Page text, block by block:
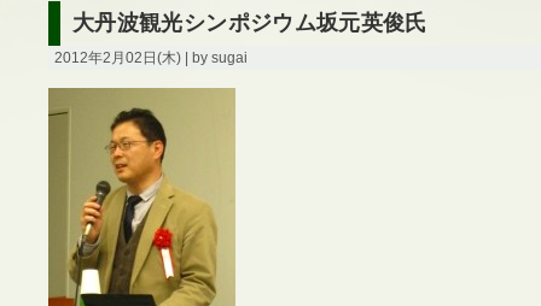
大丹波観光シンポジウム坂元英俊氏
2012年2月02日(木) | by sugai